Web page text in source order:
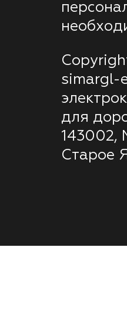
simargl-
для
143002,
Старое